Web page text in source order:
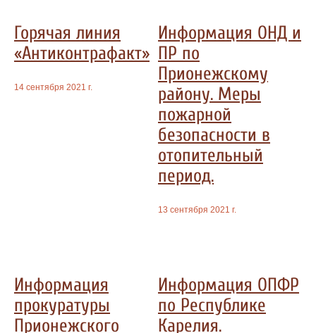
Горячая линия
«Антиконтрафакт»
14 сентября 2021 г.
Информация ОНД и
ПР по
Прионежскому
району. Меры
пожарной
безопасности в
отопительный
период.
13 сентября 2021 г.
Информация
прокуратуры
Прионежского
Информация ОПФР
по Республике
Карелия.